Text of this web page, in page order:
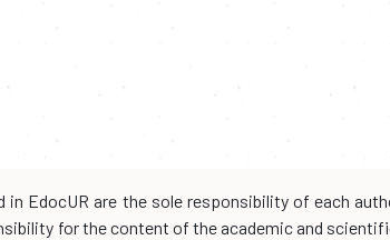
EdocUR are the sole responsibility of each
for the content of the academic and